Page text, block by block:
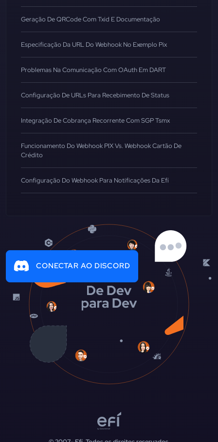
Geração De QRCode Com Txid E Documentação
Especificação Da URL Do Webhook No Exemplo Pix
Problemas Na Comunicação Com OAuth Em DART
Configuração De URLs Para Recebimento De Status
Integração De Cobrança Recorrente Com SGP Tsmx
Funcionamento Do Webhook PIX Vs. Webhook Cartão De
Crédito
Configuração Do Webhook Para Notificações Da Efí
CONECTAR AO DISCORD